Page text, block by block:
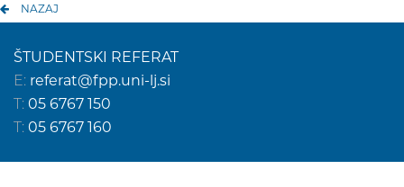
NAZAJ
ŠTUDENTSKI REFERAT
E: referat@fpp.uni-lj.si
T: 05 6767 150
T: 05 6767 160